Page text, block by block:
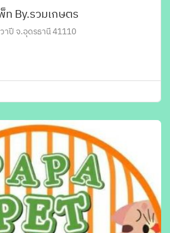
ท By.รวมเกษตร
ปี จ.อุดรธานี 41110